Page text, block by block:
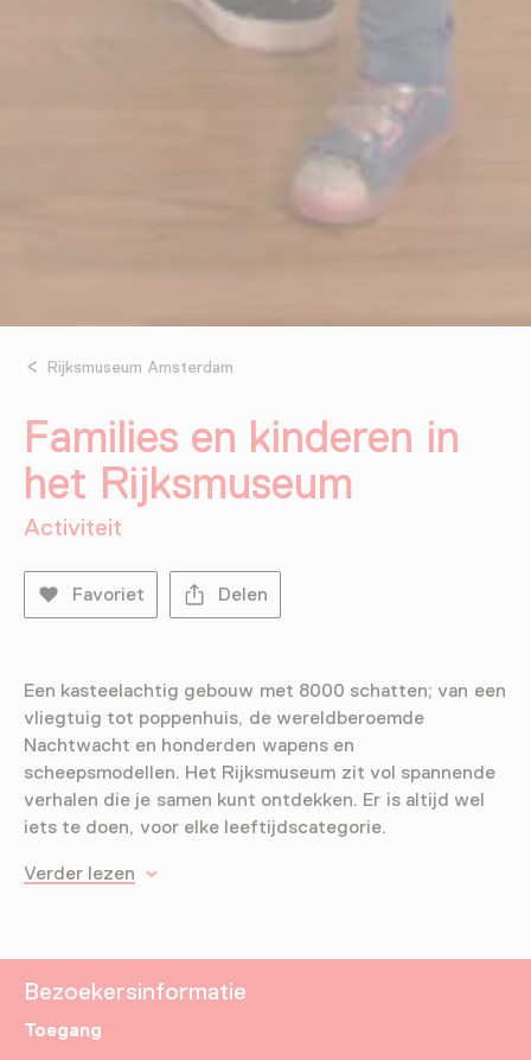
Rijksmuseum Amsterdam
Families en kinderen in
het Rijksmuseum
Activiteit
Favoriet Delen
Een kasteelachtig gebouw met 8000 schatten; van een
vliegtuig tot poppenhuis, de wereldberoemde
Nachtwacht en honderden wapens en
scheepsmodellen. Het Rijksmuseum zit vol spannende
verhalen die je samen kunt ontdekken. Er is altijd wel
iets te doen, voor elke leeftijdscategorie.
Verder lezen
Bezoekersinformatie
Toegang